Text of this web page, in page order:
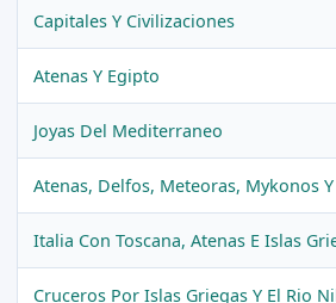
Capitales Y Civilizaciones
Atenas Y Egipto
Joyas Del Mediterraneo
Atenas, Delfos, Meteoras, Mykonos
Italia Con Toscana, Atenas E Islas
Cruceros Por Islas Griegas Y El Rio